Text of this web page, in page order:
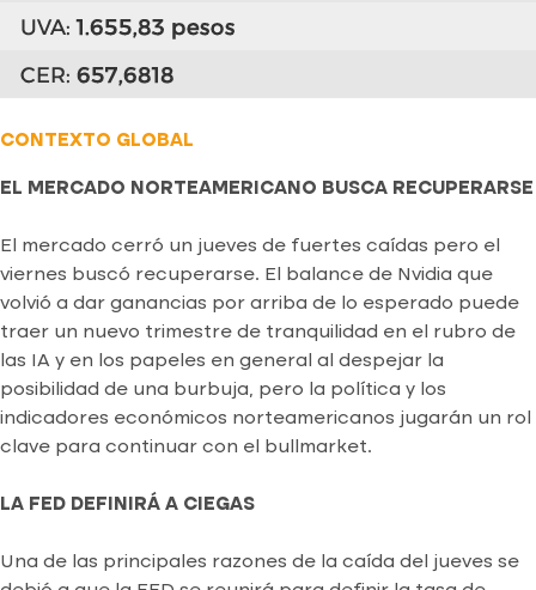
CONTEXTO GLOBAL
EL MERCADO NORTEAMERICANO BUSCA RECUPERARSE
El mercado cerró un jueves de fuertes caídas pero el
viernes buscó recuperarse. El balance de Nvidia que
volvió a dar ganancias por arriba de lo esperado puede
traer un nuevo trimestre de tranquilidad en el rubro de
las IA y en los papeles en general al despejar la
posibilidad de una burbuja, pero la política y los
indicadores económicos norteamericanos jugarán un rol
clave para continuar con el bullmarket.
LA FED DEFINIRÁ A CIEGAS
Una de las principales razones de la caída del jueves se